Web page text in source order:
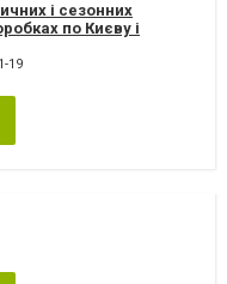
і сезонних
по Києву і
19